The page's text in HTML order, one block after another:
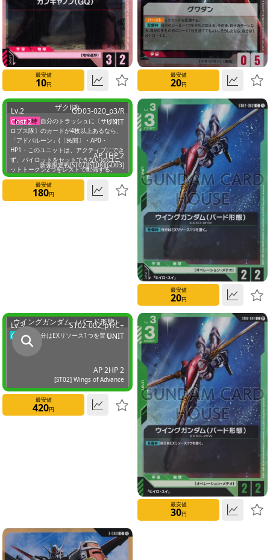
UNIT
BASE
UNIT
BASE
LR++
LR
C++
最安値
10円
最安値
20円
Lv.2
Cost 2
GD03-020_p3/R
UNIT
ザクⅡ改
セット時 自分のトラッシュに〔サイク
ロプス隊〕のカードが4枚以上あるなら、
「アドバルーン」(〔民間〕・AP0・
HP1・このユニットは、アクティブにでき
ず、パイロットをセットできない)のユニ
ットトークン2つをレストで配備する。
カード名に「アドバルーン」を含む自分
のユニットがいる間、このユニットは相
手からバトルダメージを受けない。
AP 1HP 2
新弾限定戦[ST07][ST08][GD03]
最安値
180円
最安値
20円
Lv.3
Cost 3
ST02-002_p1/C+
UNIT
ウイングガンダム（バード形態）
配備時 自分はEXリソース1つを置く。
AP 2HP 2
[ST02] Wings of Advance
最安値
420円
最安値
30円